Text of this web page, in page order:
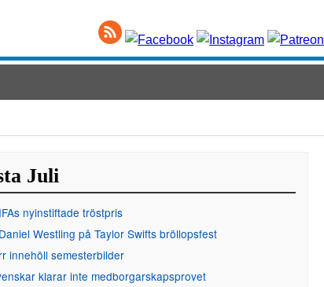
Juli
nyinstiftade tröstpris
Westling på Taylor Swifts bröllopsfest
innehöll semesterbilder
klarar inte medborgarskapsprovet